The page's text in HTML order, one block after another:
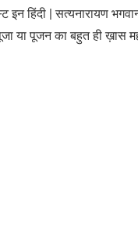
इन हिंदी | सत्यनारायण
या पूजन का बहुत ही ख़ास